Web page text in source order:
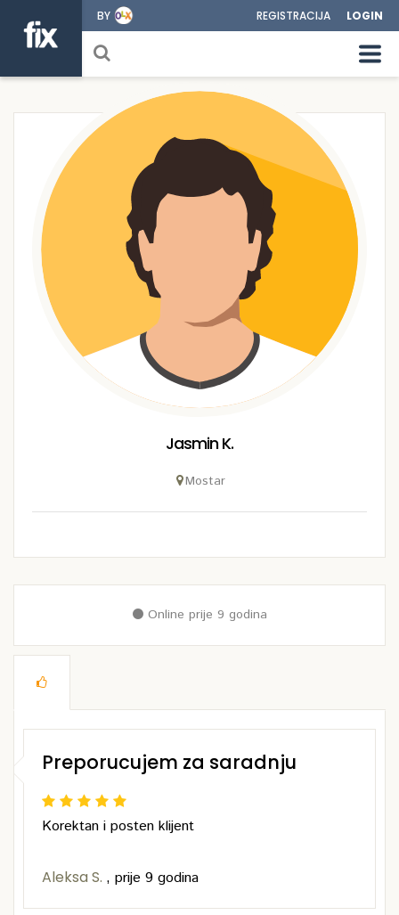
BY REGISTRACIJA LOGIN
Jasmin K.
Mostar
Online prije 9 godina
Preporucujem za saradnju
Korektan i posten klijent
Aleksa S. , prije 9 godina